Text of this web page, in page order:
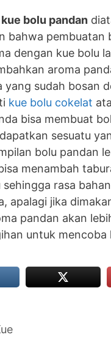
bolu pandan
bahwa pembuatan
dengan kue bolu
aroma
yang sudah bosan
kue bolu cokelat
bisa membuat
sesuatu
bolu pandan
menambah
sehingga rasa
apalagi jika
pandan akan
untuk mencoba